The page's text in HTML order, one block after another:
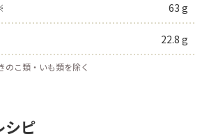
63 g
22.8 g
のこ類・いも類を除く
シピ